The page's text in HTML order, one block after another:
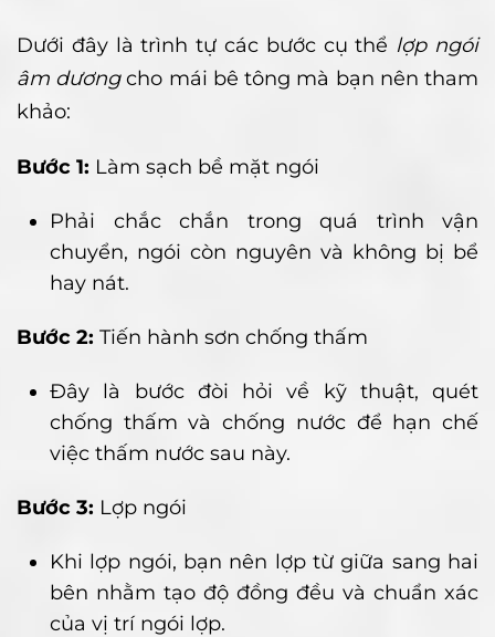
Dưới đây là trình tự các bước cụ thể lợp ngói
âm dươngcho mái bê tông mà bạn nên tham
khảo:
Bước 1: Làm sạch bề mặt ngói
Phải chắc chắn trong quá trình vận
chuyển, ngói còn nguyên và không bị bể
hay nát.
Bước 2: Tiến hành sơn chống thấm
Đây là bước đòi hỏi về kỹ thuật, quét
chống thấm và chống nước để hạn chế
việc thấm nước sau này.
Bước 3: Lợp ngói
Khi lợp ngói, bạn nên lợp từ giữa sang hai
bên nhằm tạo độ đồng đều và chuẩn xác
của vị trí ngói lợp.